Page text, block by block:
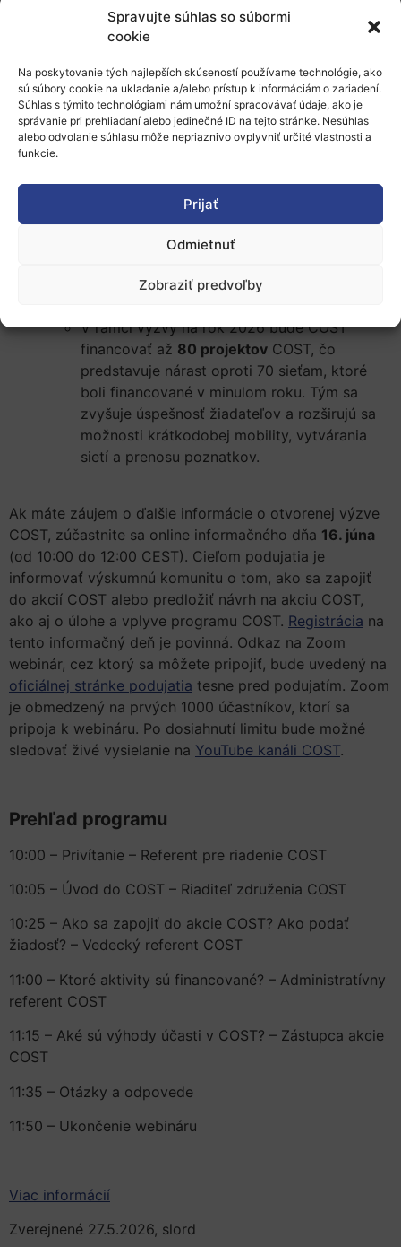
Spravujte súhlas so súbormi
cookie
Na poskytovanie tých najlepších skúseností používame technológie, ako
sú súbory cookie na ukladanie a/alebo prístup k informáciám o zariadení.
Súhlas s týmito technológiami nám umožní spracovávať údaje, ako je
správanie pri prehliadaní alebo jedinečné ID na tejto stránke. Nesúhlas
alebo odvolanie súhlasu môže nepriaznivo ovplyvniť určité vlastnosti a
funkcie.
Prijať
Odmietnuť
Zobraziť predvoľby
neumožní odoslať návrh, ak prekročíte limit
počtu strán a textu, čím sa zabezpečí
splnenie podmienok oprávnenosti.
Časový harmonogram
Systém e-COST sa otvorí na podávanie
návrhov 31. júla 2026(o 12:00 hod. CEST) a
sieť a pripravovať svoj návrh. V usmerneniach
pre navrhovateľov v rámci otvorenej výzvy si
prosím overte všeobecné charakteristiky
tiež oznámenie o otvorenej výzve.
V rámci výzvy na rok 2026 bude COST
financovať až 80 projektov COST, čo
predstavuje nárast oproti 70 sieťam, ktoré
boli financované v minulom roku. Tým sa
zvyšuje úspešnosť žiadateľov a rozširujú sa
možnosti krátkodobej mobility, vytvárania
sietí a prenosu poznatkov.
Ak máte záujem o ďalšie informácie o otvorenej výzve
COST, zúčastnite sa online informačného dňa 16. júna
(od 10:00 do 12:00 CEST). Cieľom podujatia je
informovať výskumnú komunitu o tom, ako sa zapojiť
do akcií COST alebo predložiť návrh na akciu COST,
ako aj o úlohe a vplyve programu COST. Registrácia na
tento informačný deň je povinná. Odkaz na Zoom
webinár, cez ktorý sa môžete pripojiť, bude uvedený na
oficiálnej stránke podujatia tesne pred podujatím. Zoom
je obmedzený na prvých 1000 účastníkov, ktorí sa
pripoja k webináru. Po dosiahnutí limitu bude možné
sledovať živé vysielanie na YouTube kanáli COST.
Prehľad programu
10:00 – Privítanie – Referent pre riadenie COST
10:05 – Úvod do COST – Riaditeľ združenia COST
10:25 – Ako sa zapojiť do akcie COST? Ako podať
žiadosť? – Vedecký referent COST
11:00 – Ktoré aktivity sú financované? – Administratívny
referent COST
11:15 – Aké sú výhody účasti v COST? – Zástupca akcie
COST
11:35 – Otázky a odpovede
11:50 – Ukončenie webináru
Viac informácií
Zverejnené 27.5.2026, slord